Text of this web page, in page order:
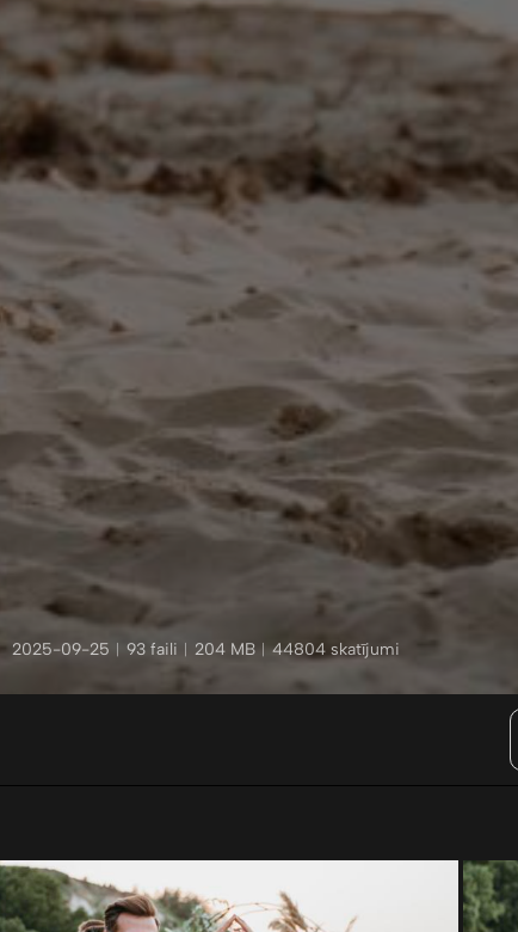
2025-09-25 ︱ 93 faili ︱ 204 MB︱44804 skatījumi